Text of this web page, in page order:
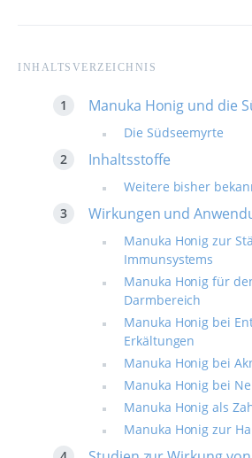
INHALTSVERZEICHNIS
Manuka Honig und die
Die Südseemyrte
Inhaltsstoffe
Weitere bisher
Wirkungen und
Manuka Honig zur
Immunsystems
Manuka Honig für
Darmbereich
Manuka Honig bei
Erkältungen
Manuka Honig bei
Manuka Honig bei
Manuka Honig als
Manuka Honig zur